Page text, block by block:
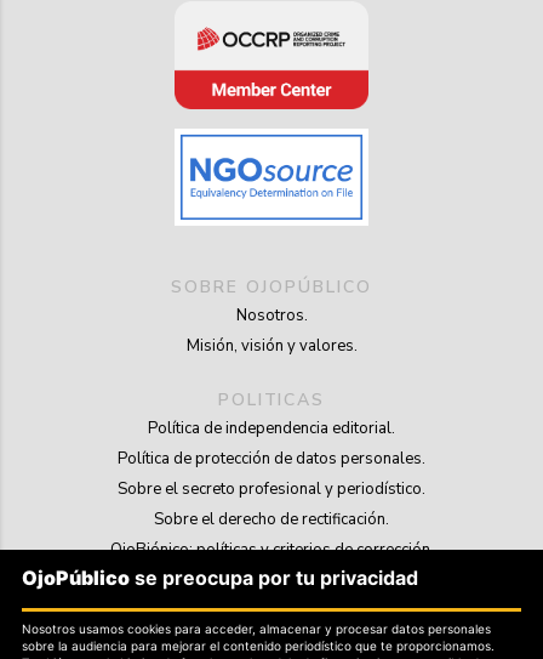
SOBRE OJOPÚBLICO
Nosotros.
Misión, visión y valores.
POLITICAS
Política de independencia editorial.
Política de protección de datos personales.
Sobre el secreto profesional y periodístico.
Sobre el derecho de rectificación.
OjoBiónico: políticas y criterios de corrección.
Sobre libertad de información frente a pedidos de retiro de contenidos.
SOSTENIBILIDAD
OjoPúblico se preocupa por tu privacidad
Nosotros usamos cookies para acceder, almacenar y procesar datos personales
sobre la audiencia para mejorar el contenido periodístico que te proporcionamos.